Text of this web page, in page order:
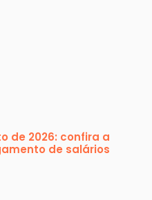
de 2026: confira a
de salários